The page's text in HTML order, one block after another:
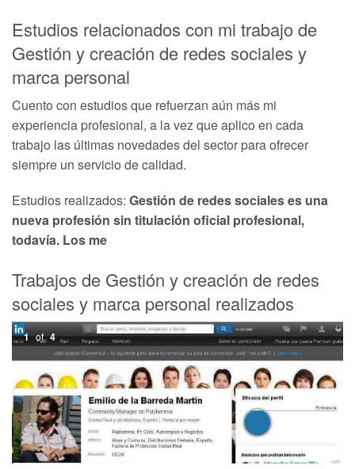
Estudios relacionados con mi trabajo de
Gestión y creación de redes sociales y
marca personal
Cuento con estudios que refuerzan aún más mi
experiencia profesional, a la vez que aplico en cada
trabajo las últimas novedades del sector para ofrecer
siempre un servicio de calidad.
Estudios realizados: Gestión de redes sociales es una
nueva profesión sin titulación oficial profesional,
todavía. Los me
Trabajos de Gestión y creación de redes
sociales y marca personal realizados
1 of 4